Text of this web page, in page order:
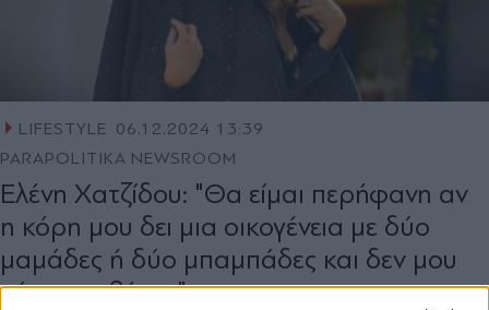
LIFESTYLE 06.12.2024 13:39
PARAPOLITIKA NEWSROOM
Ελένη Χατζίδου: "Θα είμαι περήφανη αν
η κόρη μου δει μια οικογένεια με δύο
μαμάδες ή δύο μπαμπάδες και δεν μου
κάνει κουβέντα"